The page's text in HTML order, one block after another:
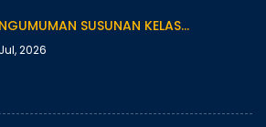
SUSUNAN KELAS…
2026